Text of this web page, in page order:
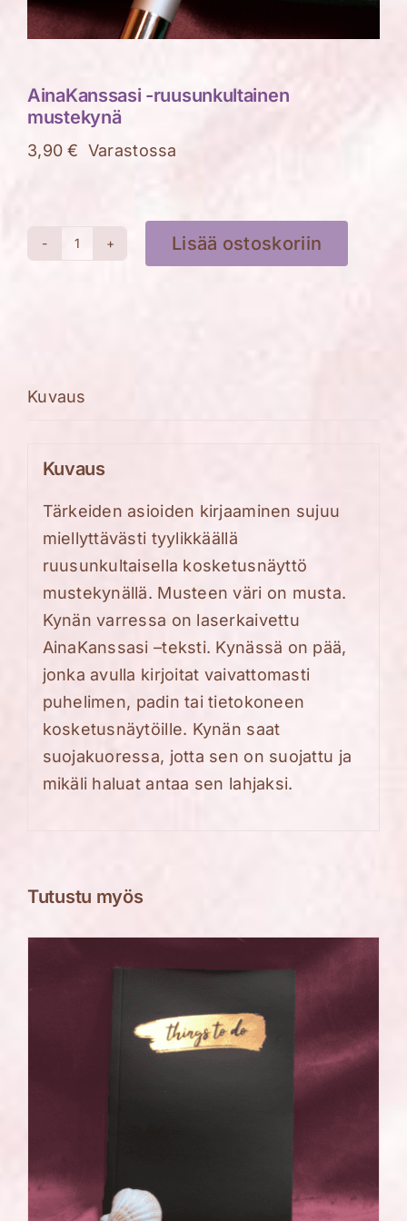
AinaKanssasi -ruusunkultainen
mustekynä
3,90€ Varastossa
AinaKanssasi
Lisää ostoskoriin
Kuvaus
Kuvaus
Tärkeiden asioiden kirjaaminen sujuu
miellyttävästi tyylikkäällä
ruusunkultaisella kosketusnäyttö
mustekynällä. Musteen väri on musta.
Kynän varressa on laserkaivettu
AinaKanssasi –teksti. Kynässä on pää,
jonka avulla kirjoitat vaivattomasti
puhelimen, padin tai tietokoneen
kosketusnäytöille. Kynän saat
suojakuoressa, jotta sen on suojattu ja
mikäli haluat antaa sen lahjaksi.
Tutustu myös